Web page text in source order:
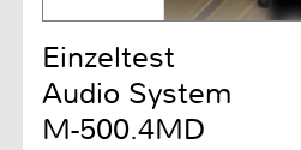
Einzeltest
Audio System
M-500.4MD